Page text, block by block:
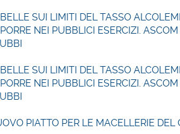
SUI LIMITI DEL TASSO
NEI PUBBLICI ESERCIZI.
SUI LIMITI DEL TASSO
NEI PUBBLICI ESERCIZI.
PIATTO PER LE MACELLERIE DEL